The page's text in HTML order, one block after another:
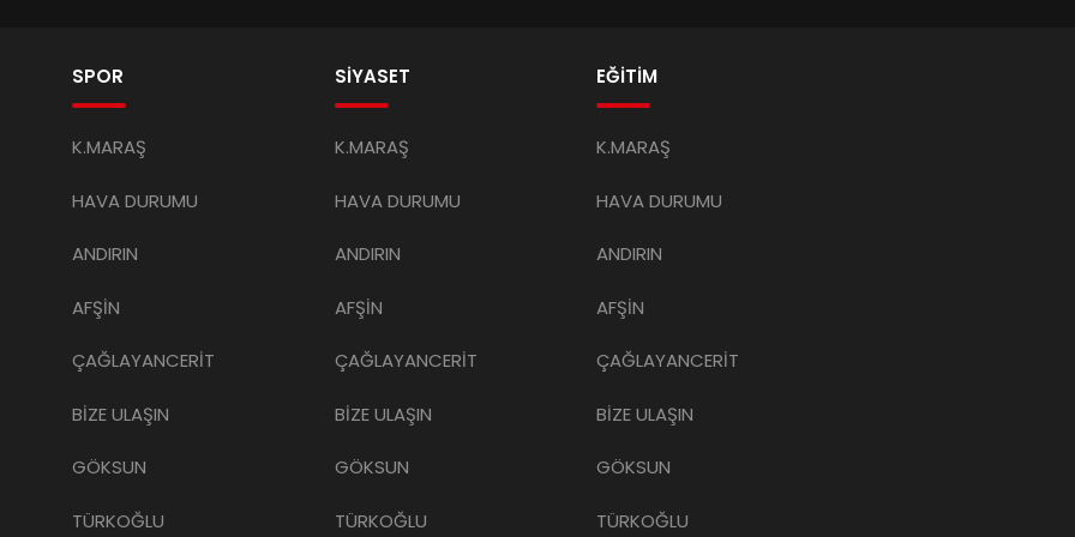
SPOR
K.MARAŞ
HAVA DURUMU
ANDIRIN
AFŞİN
ÇAĞLAYANCERİT
BİZE ULAŞIN
GÖKSUN
TÜRKOĞLU
SİYASET
K.MARAŞ
HAVA DURUMU
ANDIRIN
AFŞİN
ÇAĞLAYANCERİT
BİZE ULAŞIN
GÖKSUN
TÜRKOĞLU
EĞİTİM
K.MARAŞ
HAVA DURUMU
ANDIRIN
AFŞİN
ÇAĞLAYANCERİT
BİZE ULAŞIN
GÖKSUN
TÜRKOĞLU